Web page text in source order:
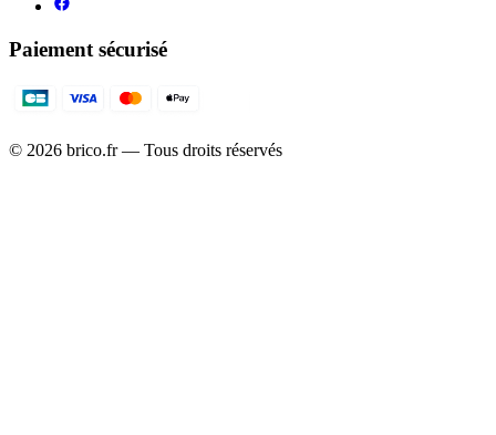
Paiement sécurisé
© 2026 brico.fr — Tous droits réservés